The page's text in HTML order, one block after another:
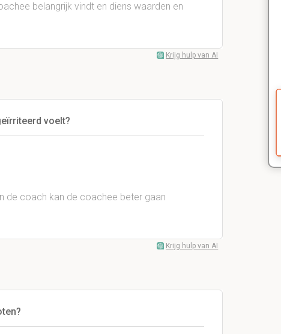
belangrijk vindt en diens waarden en
Krijg hulp van AI
voelt?
de coach kan de coachee beter gaan
Krijg hulp van AI